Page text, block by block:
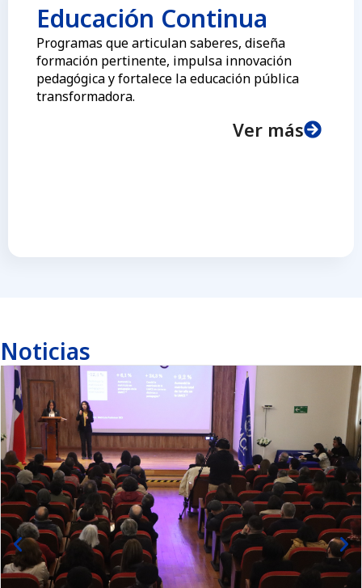
Educación Continua
Programas que articulan saberes, diseña
formación pertinente, impulsa innovación
pedagógica y fortalece la educación pública
transformadora.
Ver más
Noticias